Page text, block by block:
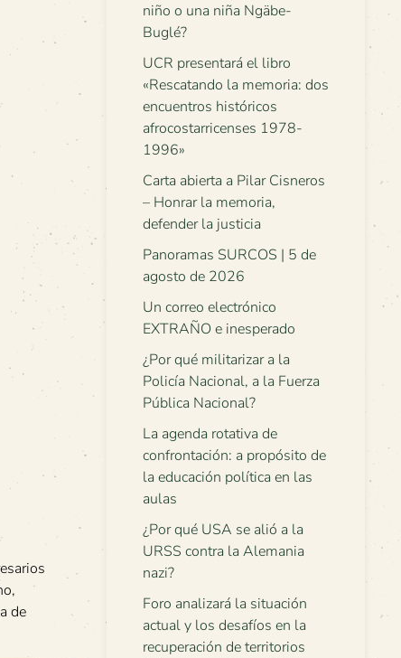
de
niño o una niña Ngäbe-
Buglé?
UCR presentará el libro
«Rescatando la memoria: dos
encuentros históricos
afrocostarricenses 1978-
1996»
Carta abierta a Pilar Cisneros
– Honrar la memoria,
defender la justicia
Panoramas SURCOS | 5 de
agosto de 2026
Un correo electrónico
EXTRAÑO e inesperado
¿Por qué militarizar a la
Policía Nacional, a la Fuerza
Pública Nacional?
La agenda rotativa de
confrontación: a propósito de
la educación política en las
aulas
¿Por qué USA se alió a la
URSS contra la Alemania
nazi?
Foro analizará la situación
actual y los desafíos en la
recuperación de territorios